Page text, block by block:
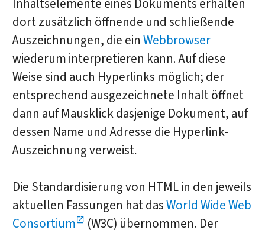
Inhaltselemente eines Dokuments erhalten
dort zusätzlich öffnende und schließende
Auszeichnungen, die ein Webbrowser
wiederum interpretieren kann. Auf diese
Weise sind auch Hyperlinks möglich; der
entsprechend ausgezeichnete Inhalt öffnet
dann auf Mausklick dasjenige Dokument, auf
dessen Name und Adresse die Hyperlink-
Auszeichnung verweist.
Die Standardisierung von HTML in den jeweils
aktuellen Fassungen hat dasWorld Wide Web
Consortium
(W3C) übernommen. Der